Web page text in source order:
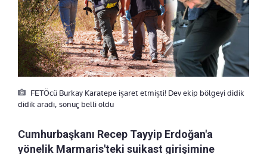
FETÖcü Burkay Karatepe işaret etmişti! Dev ekip bölgeyi didik
didik aradı, sonuç belli oldu
Cumhurbaşkanı Recep Tayyip Erdoğan'a
yönelik Marmaris'teki suikast girişimine